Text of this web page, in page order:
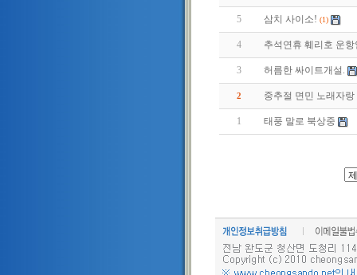
5 삼치 사이소! (1)
4 추석연휴 훼리호 운항
3 허름한 싸이트개설.
2 중추절 면민 노래자랑
1 태풍 말로 북상중